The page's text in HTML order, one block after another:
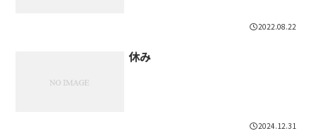
2022.08.22
休み
2024.12.31